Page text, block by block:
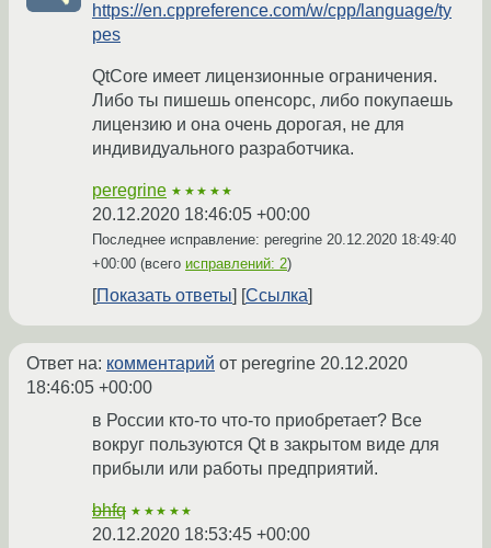
https://en.cppreference.com/w/cpp/language/ty
pes
QtCore имеет лицензионные ограничения.
Либо ты пишешь опенсорс, либо покупаешь
лицензию и она очень дорогая, не для
индивидуального разработчика.
peregrine ★★★★★
20.12.2020 18:46:05 +00:00
Последнее исправление: peregrine 20.12.2020 18:49:40
+00:00 (всего исправлений: 2)
Показать ответы Ссылка
Ответ на: комментарий от peregrine 20.12.2020
18:46:05 +00:00
в России кто-то что-то приобретает? Все
вокруг пользуются Qt в закрытом виде для
прибыли или работы предприятий.
bhfq ★★★★★
20.12.2020 18:53:45 +00:00